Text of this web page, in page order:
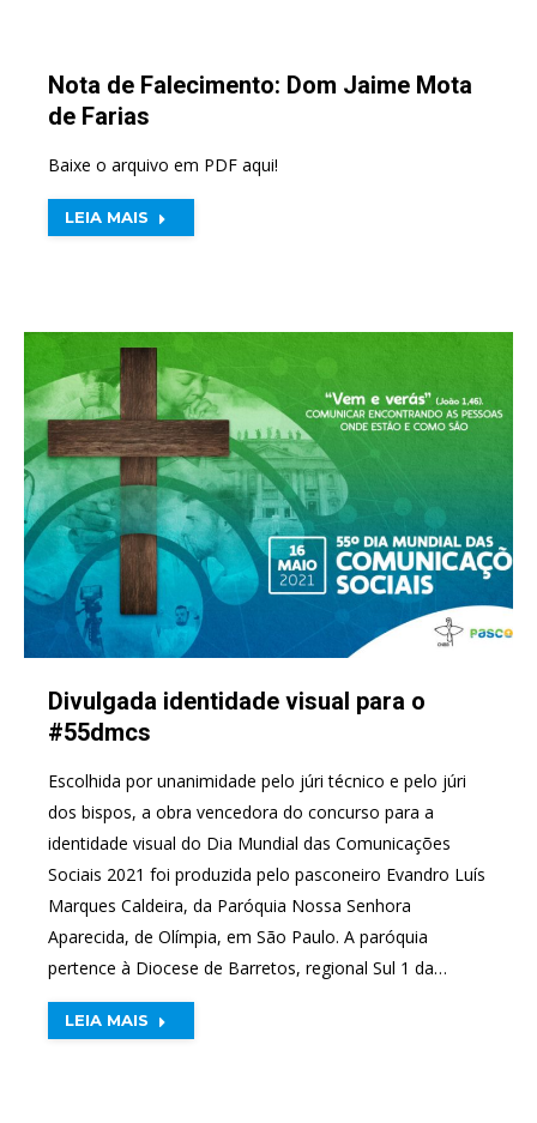
Nota de Falecimento: Dom Jaime Mota
de Farias
Baixe o arquivo em PDF aqui!
LEIA MAIS
Divulgada identidade visual para o
#55dmcs
Escolhida por unanimidade pelo júri técnico e pelo júri
dos bispos, a obra vencedora do concurso para a
identidade visual do Dia Mundial das Comunicações
Sociais 2021 foi produzida pelo pasconeiro Evandro Luís
Marques Caldeira, da Paróquia Nossa Senhora
Aparecida, de Olímpia, em São Paulo. A paróquia
pertence à Diocese de Barretos, regional Sul 1 da…
LEIA MAIS